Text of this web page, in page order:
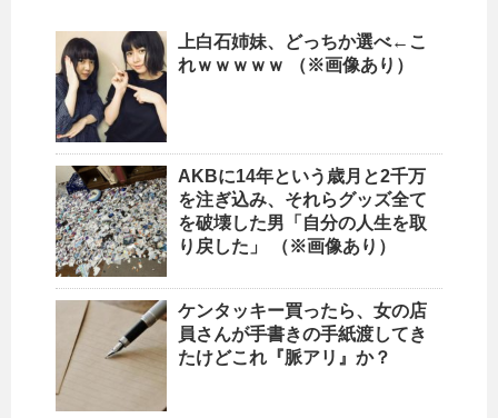
上白石姉妹、どっちか選べ←こ
れｗｗｗｗｗ （※画像あり）
AKBに14年という歳月と2千万
を注ぎ込み、それらグッズ全て
を破壊した男「自分の人生を取
り戻した」 （※画像あり）
ケンタッキー買ったら、女の店
員さんが手書きの手紙渡してき
たけどこれ『脈アリ』か？